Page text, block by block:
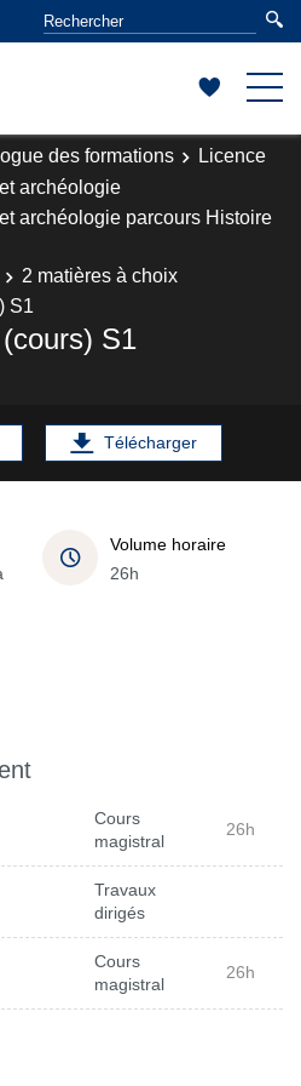
des formations
Licence
archéologie
archéologie parcours Histoire
2 matières à choix
S1
S1
Télécharger
Volume horaire
26h
Cours
magistral
26h
Travaux
dirigés
Cours
magistral
26h